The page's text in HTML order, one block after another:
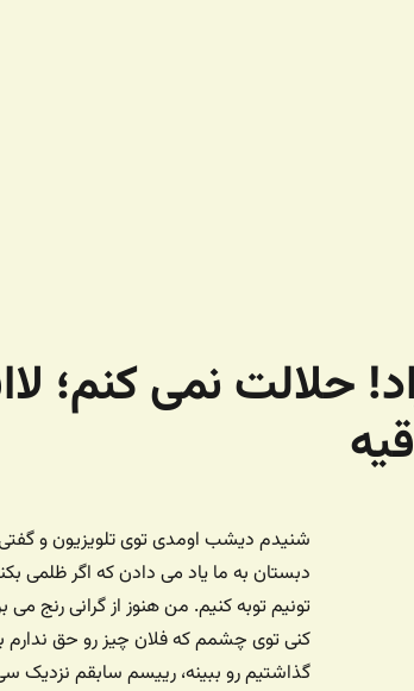
حلالت نمی کنم؛
شنیدم دیشب اومدی توی تلویزیون و
دبستان به ما یاد می دادن که اگر ظلمی
کنی توی چشمم که فلان چیز رو حق ندارم
گذاشتیم رو ببینه، رییسم سابقم نزدیک